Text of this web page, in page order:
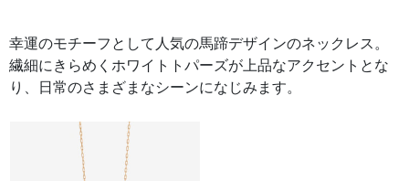
幸運のモチーフとして人気の馬蹄デザインのネックレス。
繊細にきらめくホワイトトパーズが上品なアクセントとな
り、日常のさまざまなシーンになじみます。